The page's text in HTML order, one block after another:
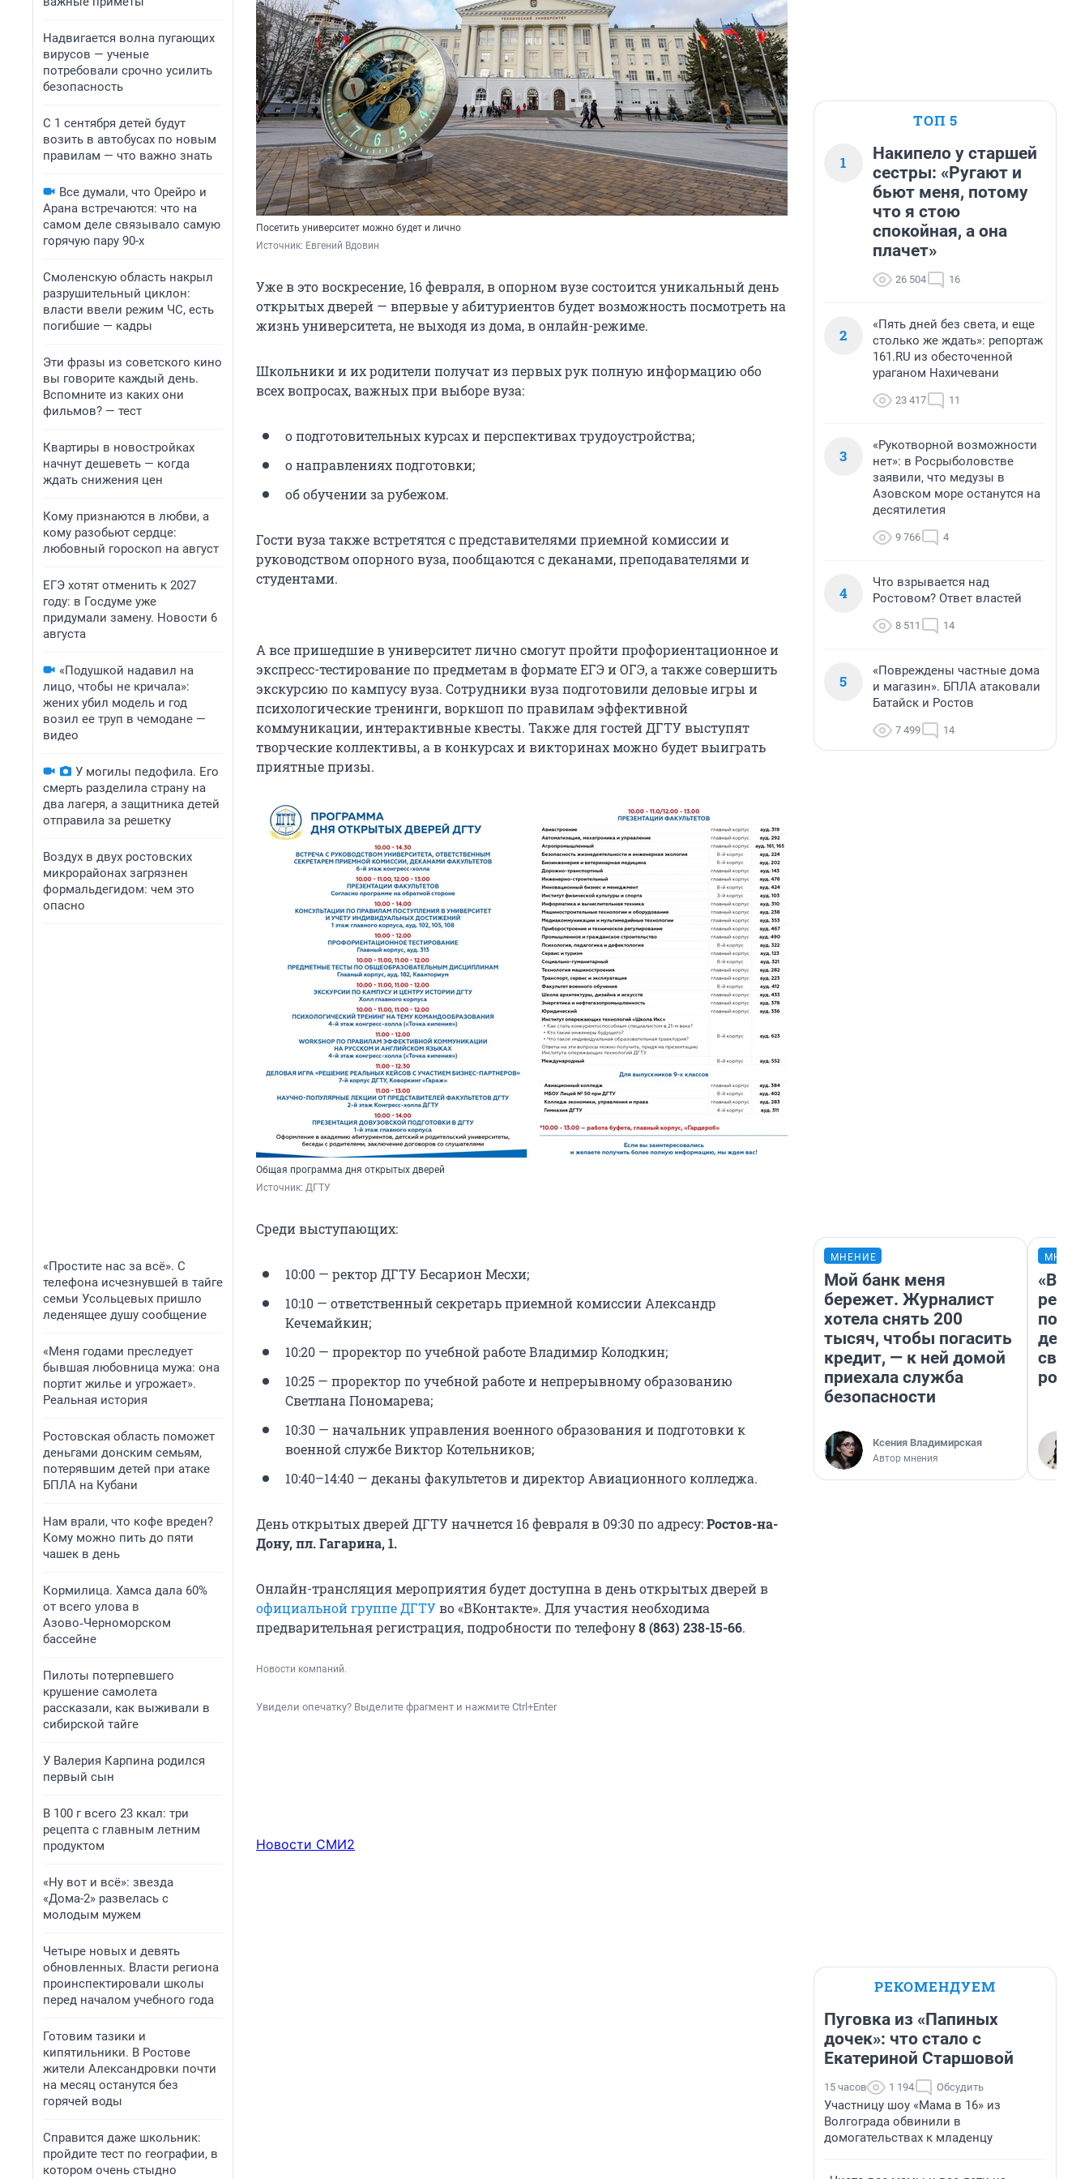
Надвигается волна пугающих
вирусов — ученые
потребовали срочно усилить
безопасность
С 1 сентября детей будут
возить в автобусах по новым
правилам — что важно знать
Все думали, что Орейро и
Арана встречаются: что на
самом деле связывало самую
горячую пару 90-х
Смоленскую область накрыл
разрушительный циклон:
власти ввели режим ЧС, есть
погибшие — кадры
Эти фразы из советского кино
вы говорите каждый день.
Вспомните из каких они
фильмов? — тест
Квартиры в новостройках
начнут дешеветь — когда
ждать снижения цен
Кому признаются в любви, а
кому разобьют сердце:
любовный гороскоп на август
ЕГЭ хотят отменить к 2027
году: в Госдуме уже
придумали замену. Новости 6
августа
«Подушкой надавил на
лицо, чтобы не кричала»:
жених убил модель и год
возил ее труп в чемодане —
видео
У могилы педофила. Его
смерть разделила страну на
два лагеря, а защитника детей
отправила за решетку
Воздух в двух ростовских
микрорайонах загрязнен
формальдегидом: чем это
опасно
«Простите нас за всё». С
телефона исчезнувшей в тайге
семьи Усольцевых пришло
леденящее душу сообщение
«Меня годами преследует
бывшая любовница мужа: она
портит жилье и угрожает».
Реальная история
Ростовская область поможет
деньгами донским семьям,
потерявшим детей при атаке
БПЛА на Кубани
Нам врали, что кофе вреден?
Кому можно пить до пяти
чашек в день
Кормилица. Хамса дала 60%
от всего улова в
Азово‑Черноморском
бассейне
Пилоты потерпевшего
крушение самолета
рассказали, как выживали в
сибирской тайге
У Валерия Карпина родился
первый сын
В 100 г всего 23 ккал: три
рецепта с главным летним
продуктом
«Ну вот и всё»: звезда
«Дома-2» развелась с
молодым мужем
Четыре новых и девять
обновленных. Власти региона
проинспектировали школы
перед началом учебного года
Готовим тазики и
кипятильники. В Ростове
жители Александровки почти
на месяц останутся без
горячей воды
Справится даже школьник:
пройдите тест по географии, в
котором очень стыдно
Посетить университет можно будет и лично
Источник: Евгений Вдовин
Уже в это воскресение, 16 февраля, в опорном вузе состоится уникальный день
открытых дверей — впервые у абитуриентов будет возможность посмотреть на
жизнь университета, не выходя из дома, в онлайн-режиме.
Школьники и их родители получат из первых рук полную информацию обо
всех вопросах, важных при выборе вуза:
о подготовительных курсах и перспективах трудоустройства;
о направлениях подготовки;
об обучении за рубежом.
Гости вуза также встретятся с представителями приемной комиссии и
руководством опорного вуза, пообщаются с деканами, преподавателями и
студентами.
А все пришедшие в университет лично смогут пройти профориентационное и
экспресс-тестирование по предметам в формате ЕГЭ и ОГЭ, а также совершить
экскурсию по кампусу вуза. Сотрудники вуза подготовили деловые игры и
психологические тренинги, воркшоп по правилам эффективной
коммуникации, интерактивные квесты. Также для гостей ДГТУ выступят
творческие коллективы, а в конкурсах и викторинах можно будет выиграть
приятные призы.
Общая программа дня открытых дверей
Источник: ДГТУ
Среди выступающих:
10:00 — ректор ДГТУ Бесарион Месхи;
10:10 — ответственный секретарь приемной комиссии Александр
Кечемайкин;
10:20 — проректор по учебной работе Владимир Колодкин;
10:25 — проректор по учебной работе и непрерывному образованию
Светлана Пономарева;
10:30 — начальник управления военного образования и подготовки к
военной службе Виктор Котельников;
10:40–14:40 — деканы факультетов и директор Авиационного колледжа.
День открытых дверей ДГТУ начнется 16 февраля в 09:30 по адресу:Ростов-на-
Дону, пл. Гагарина, 1.
Онлайн-трансляция мероприятия будет доступна в день открытых дверей в
официальной группе ДГТУво «ВКонтакте». Для участия необходима
предварительная регистрация, подробности по телефону8 (863) 238-15-66.
Новости компаний.
Увидели опечатку? Выделите фрагмент и нажмите Ctrl+Enter
Новости СМИ2
ТОП 5
1
Накипело у старшей
сестры: «Ругают и
бьют меня, потому
что я стою
спокойная, а она
плачет»
26 504 16
2
«Пять дней без света, и еще
столько же ждать»: репортаж
161.RU из обесточенной
ураганом Нахичевани
23 417 11
3
«Рукотворной возможности
нет»: в Росрыболовстве
заявили, что медузы в
Азовском море останутся на
десятилетия
9 766 4
4
Что взрывается над
Ростовом? Ответ властей
8 511 14
5
«Повреждены частные дома
и магазин». БПЛА атаковали
Батайск и Ростов
7 499 14
МНЕНИЕ
Мой банк меня
бережет. Журналист
хотела снять 200
тысяч, чтобы погасить
кредит, — к ней домой
приехала служба
безопасности
Ксения Владимирская
Автор мнения
РЕКОМЕНДУЕМ
Пуговка из «Папиных
дочек»: что стало с
Екатериной Старшовой
15 часов 1 194 Обсудить
Участницу шоу «Мама в 16» из
Волгограда обвинили в
домогательствах к младенцу